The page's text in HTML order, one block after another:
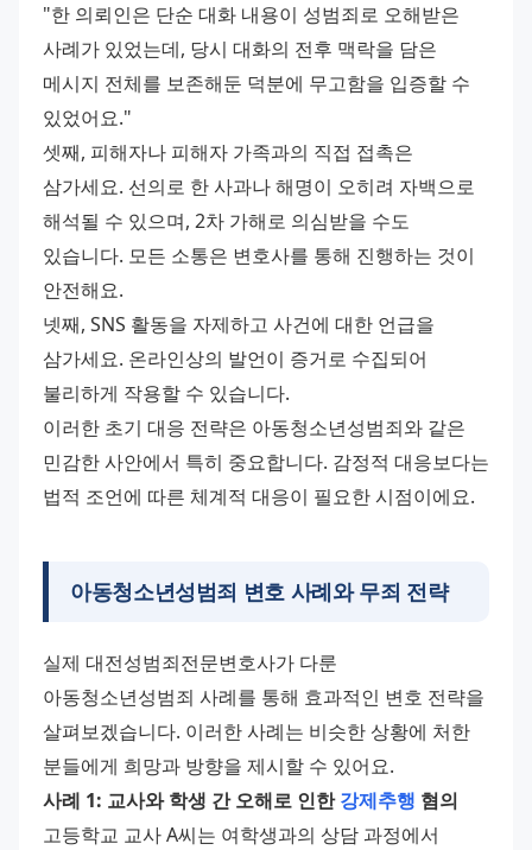
"한 의뢰인은 단순 대화 내용이 성범죄로 오해받은
사례가 있었는데, 당시 대화의 전후 맥락을 담은
메시지 전체를 보존해둔 덕분에 무고함을 입증할 수
있었어요."
셋째, 피해자나 피해자 가족과의 직접 접촉은
삼가세요. 선의로 한 사과나 해명이 오히려 자백으로
해석될 수 있으며, 2차 가해로 의심받을 수도
있습니다. 모든 소통은 변호사를 통해 진행하는 것이
안전해요.
넷째, SNS 활동을 자제하고 사건에 대한 언급을
삼가세요. 온라인상의 발언이 증거로 수집되어
불리하게 작용할 수 있습니다.
이러한 초기 대응 전략은 아동청소년성범죄와 같은
민감한 사안에서 특히 중요합니다. 감정적 대응보다는
법적 조언에 따른 체계적 대응이 필요한 시점이에요.
아동청소년성범죄 변호 사례와 무죄 전략
실제 대전성범죄전문변호사가 다룬
아동청소년성범죄 사례를 통해 효과적인 변호 전략을
살펴보겠습니다. 이러한 사례는 비슷한 상황에 처한
분들에게 희망과 방향을 제시할 수 있어요.
사례 1: 교사와 학생 간 오해로 인한 강제추행 혐의
고등학교 교사 A씨는 여학생과의 상담 과정에서